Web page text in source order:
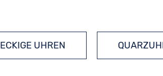
ECKIGE UHREN